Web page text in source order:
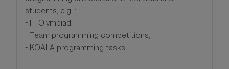
students, e.g .:
- IT Olympiad;
- Team programming competitions;
- KOALA programming tasks.